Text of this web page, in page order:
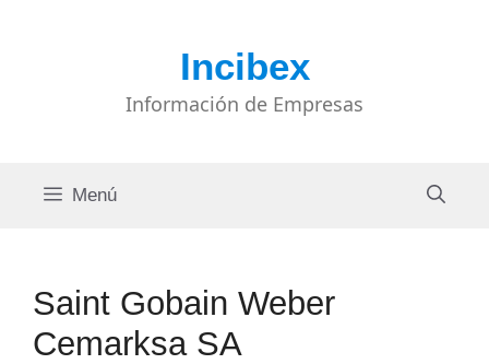
Incibex
Información de Empresas
Menú
Saint Gobain Weber
Cemarksa SA